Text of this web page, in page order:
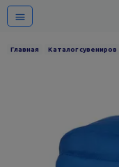
Главная Каталог сувениров